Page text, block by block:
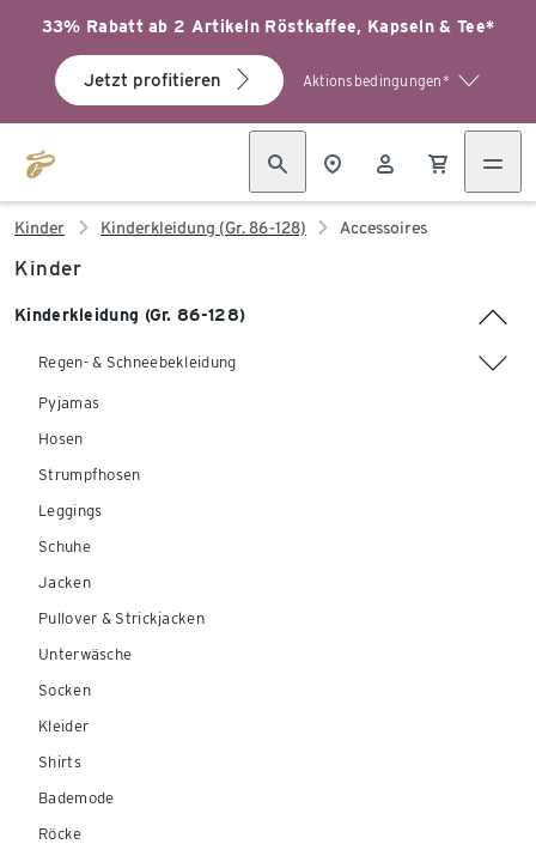
33% Rabatt ab 2 Artikeln Röstkaffee, Kapseln & Tee*
Jetzt profitieren Aktionsbedingungen*
Kinder Kinderkleidung (Gr. 86-128) Accessoires
Kinder
Kinderkleidung (Gr. 86-128)
Regen- & Schneebekleidung
Pyjamas
Hosen
Strumpfhosen
Leggings
Schuhe
Jacken
Pullover & Strickjacken
Unterwäsche
Socken
Kleider
Shirts
Bademode
Röcke